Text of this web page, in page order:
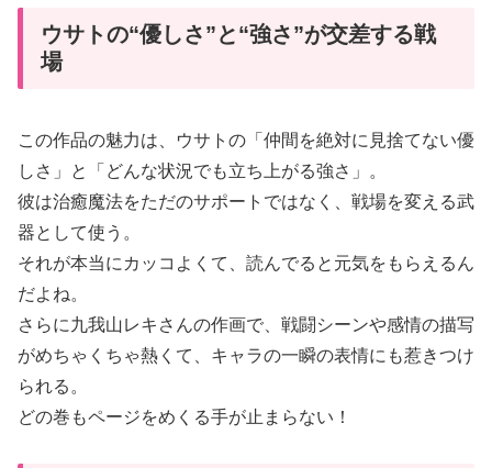
ウサトの“優しさ”と“強さ”が交差する戦
場
この作品の魅力は、ウサトの「仲間を絶対に見捨てない優
しさ」と「どんな状況でも立ち上がる強さ」。
彼は治癒魔法をただのサポートではなく、戦場を変える武
器として使う。
それが本当にカッコよくて、読んでると元気をもらえるん
だよね。
さらに九我山レキさんの作画で、戦闘シーンや感情の描写
がめちゃくちゃ熱くて、キャラの一瞬の表情にも惹きつけ
られる。
どの巻もページをめくる手が止まらない！